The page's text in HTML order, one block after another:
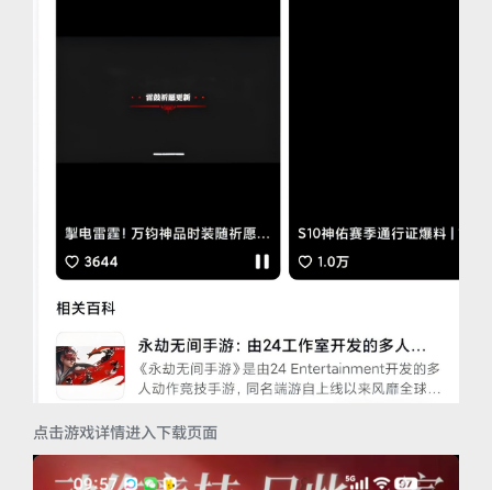
点击游戏详情进入下载页面